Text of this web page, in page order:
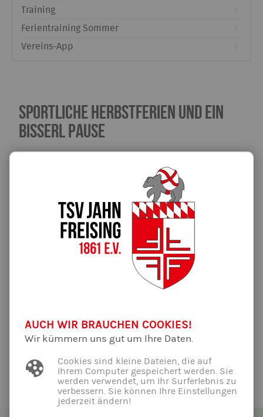
Training
Ferientraining Sommer
Vereins-App
sportliche Herbstferien und ein
bisserl Pause
Die Halle der RS Gute Änger bleibt während der Herbstferien
(30.10.-03.11.) geschlossen, daher ist in der Jahnhalle für
etwas Bewegung gesorgt :-).
Athletiktraining :
Montag, 30.10.: Jahnhalle, Fischergasse, 19:00-20:15 Uhr,
Intervalltraining im Tabata-Stil mit Micha
Ferientrainingsübersicht
RS Gute Änger weiter!
Alle News der Abteilung ...
AUCH WIR BRAUCHEN COOKIES!
Wir kümmern uns gut um Ihre Daten.
Cookies sind kleine Dateien, die auf
Ihrem Computer gespeichert werden. Sie
werden verwendet, um Ihr Surferlebnis zu
verbessern. Sie können Ihre Einstellungen
jederzeit ändern!